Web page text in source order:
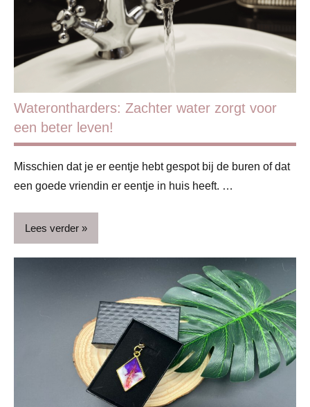
ouderschap
Waterontharders: Zachter water zorgt voor
een beter leven!
Misschien dat je er eentje hebt gespot bij de buren of dat
een goede vriendin er eentje in huis heeft. …
Lees verder
huishouden